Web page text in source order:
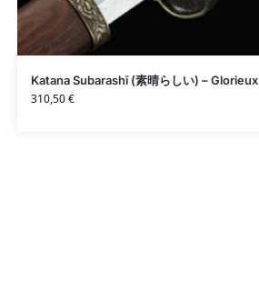
Katana Subarashī (素晴らしい) – Glorieux
310,50€